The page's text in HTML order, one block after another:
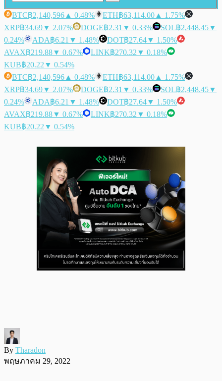
BTC฿2,140,596 ▲ 0.48% ETH฿63,114.00 ▲ 1.75%
XRP฿34.69▼ 2.07% DOGE฿2.31 ▼ 0.33% SOL฿2,448.45▼
0.24%
ADA฿6.21 ▼ 1.48% DOT฿27.64▼ 1.50%
AVAX฿219.88▼ 0.67% LINK฿270.32 ▼ 0.18%
KUB฿20.22 ▼ 0.54%
BTC฿2,140,596 ▲ 0.48% ETH฿63,114.00 ▲ 1.75%
XRP฿34.69▼ 2.07% DOGE฿2.31 ▼ 0.33% SOL฿2,448.45▼
0.24%
ADA฿6.21 ▼ 1.48% DOT฿27.64▼ 1.50%
AVAX฿219.88▼ 0.67% LINK฿270.32 ▼ 0.18%
KUB฿20.22 ▼ 0.54%
By Tharadon
พฤษภาคม 29, 2022